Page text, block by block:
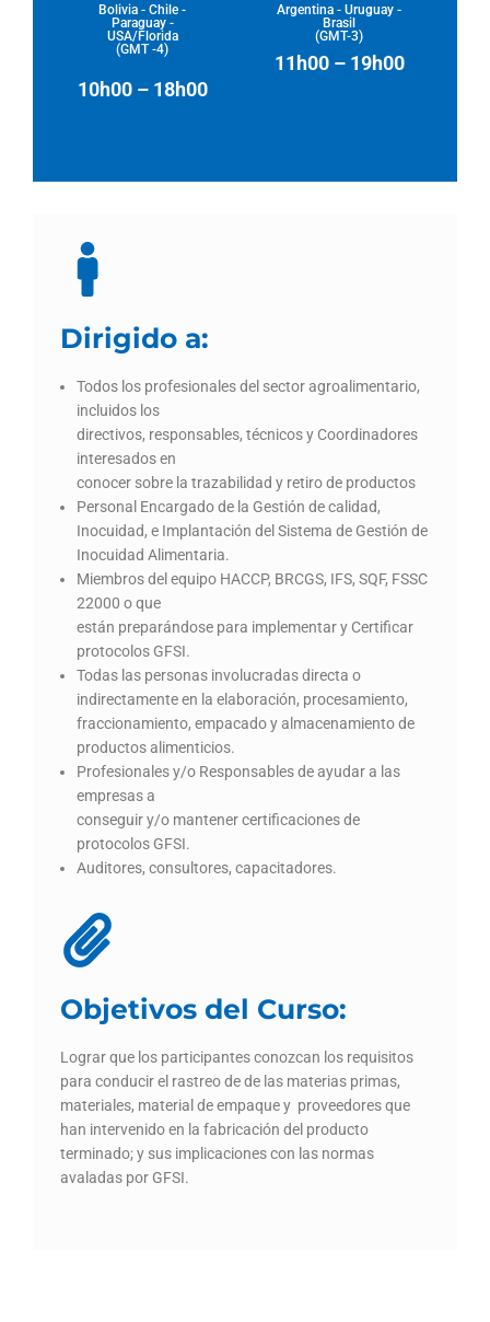
Bolivia - Chile -
Paraguay -
USA/Florida
(GMT -4)
10h00 – 18h00
Argentina - Uruguay -
Brasil
(GMT-3)
11h00 – 19h00
Dirigido a:
Todos los profesionales del sector agroalimentario,
incluidos los
directivos, responsables, técnicos y Coordinadores
interesados en
conocer sobre la trazabilidad y retiro de productos
Personal Encargado de la Gestión de calidad,
Inocuidad, e Implantación del Sistema de Gestión de
Inocuidad Alimentaria.
Miembros del equipo HACCP, BRCGS, IFS, SQF, FSSC
22000 o que
están preparándose para implementar y Certificar
protocolos GFSI.
Todas las personas involucradas directa o
indirectamente en la elaboración, procesamiento,
fraccionamiento, empacado y almacenamiento de
productos alimenticios.
Profesionales y/o Responsables de ayudar a las
empresas a
conseguir y/o mantener certificaciones de
protocolos GFSI.
Auditores, consultores, capacitadores.
Objetivos del Curso:
Lograr que los participantes conozcan los requisitos
para conducir el rastreo de de las materias primas,
materiales, material de empaque y proveedores que
han intervenido en la fabricación del producto
terminado; y sus implicaciones con las normas
avaladas por GFSI.